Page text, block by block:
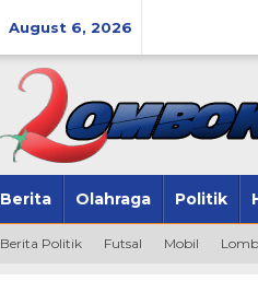
August 6, 2026
Berita Olahraga Politik
Berita Politik Futsal Mobil